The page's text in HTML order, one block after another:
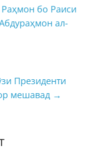
бо Раиси
ал-
Президенти
мешавад →